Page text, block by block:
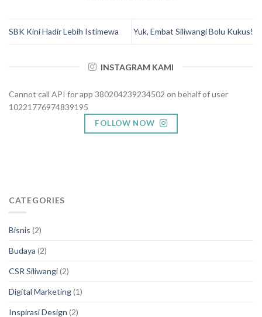
CATEGORIES
Bisnis (2)
Budaya (2)
CSR Siliwangi(2)
Digital Marketing(1)
Inspirasi Design (2)
SBK Kini Hadir Lebih Istimewa Yuk, Embat Siliwangi Bolu Kukus!
INSTAGRAM KAMI
Cannot call API for app 380204239234502 on behalf of user
10221776974839195
FOLLOW NOW